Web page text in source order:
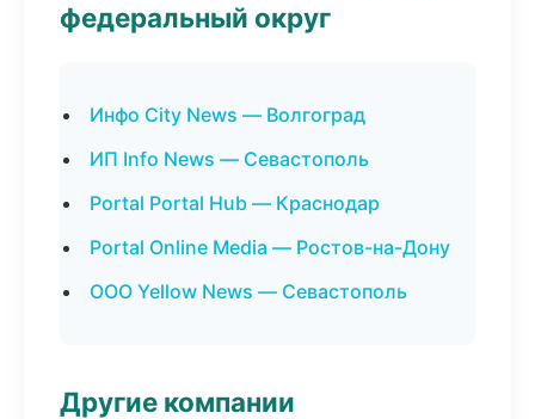
федеральный округ
Инфо City News — Волгоград
ИП Info News — Севастополь
Portal Portal Hub — Краснодар
Portal Online Media — Ростов-на-Дону
ООО Yellow News — Севастополь
Другие компании